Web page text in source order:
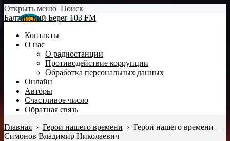
Открыть меню Поиск
Балтийский Берег 103 FM
Контакты
О нас
О радиостанции
Противодействие коррупции
Обработка персональных данных
Онлайн
Авторы
Счастливое число
Обратная связь
Главная › Герои нашего времени › Герои нашего времени —
Симонов Владимир Николаевич